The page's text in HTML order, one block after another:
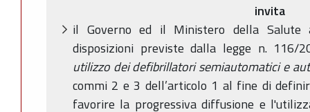
invita
il Governo ed il Ministero della Salute
disposizioni previste dalla legge n. 116/
utilizzo dei defibrillatori semiautomatici e
commi 2 e 3 dell’articolo 1 al fine di
favorire la progressiva diffusione e